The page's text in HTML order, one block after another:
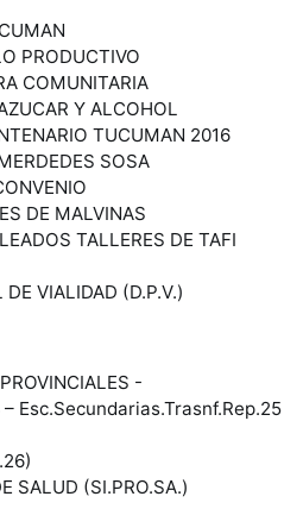
PRODUCTIVO
COMUNITARIA
Y ALCOHOL
TUCUMAN 2016
SOSA
DE MALVINAS
TALLERES DE TAFI
VIALIDAD (D.P.V.)
-
Esc.Secundarias.Trasnf.Rep.25
SALUD (SI.PRO.SA.)